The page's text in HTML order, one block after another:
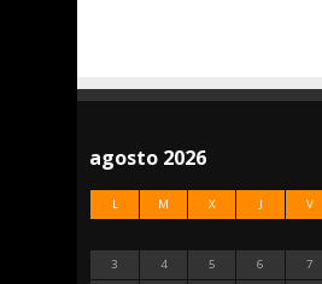
agosto 2026
L M X J V
3
4 5 6 7